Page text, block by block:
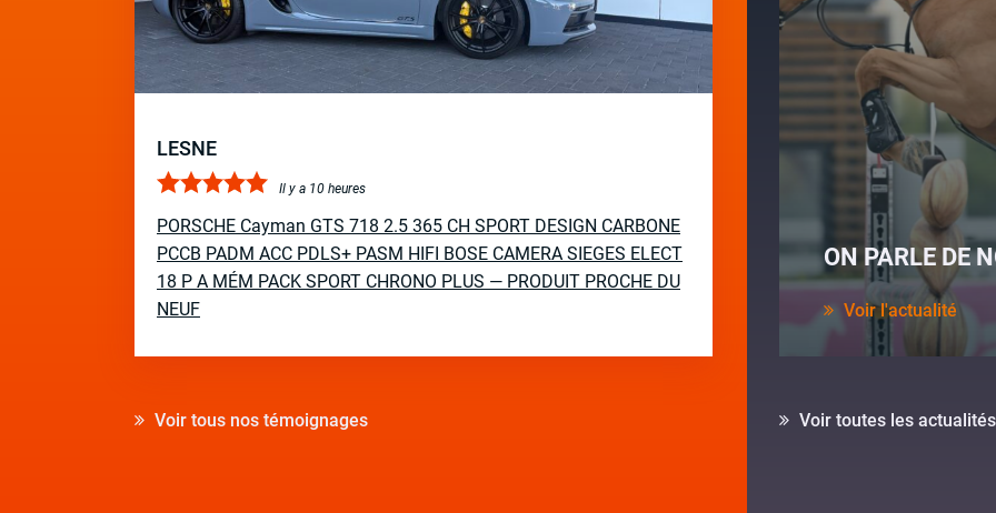
LESNE
Il y a 10 heures
PORSCHE Cayman GTS 718 2.5 365 CH SPORT DESIGN CARBONE
PCCB PADM ACC PDLS+ PASM HIFI BOSE CAMERA SIEGES ELECT
18 P A MÉM PACK SPORT CHRONO PLUS — PRODUIT PROCHE DU
NEUF
Voir tous nos témoignages
ON PARLE DE
Voir l'actualité
Voir toutes les actualités